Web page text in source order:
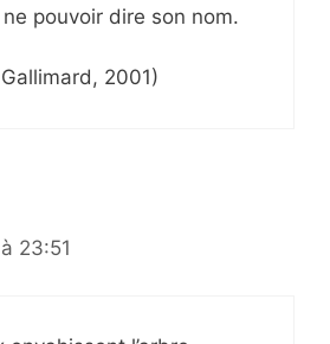
pouvoir dire son nom.
2001)
23:51